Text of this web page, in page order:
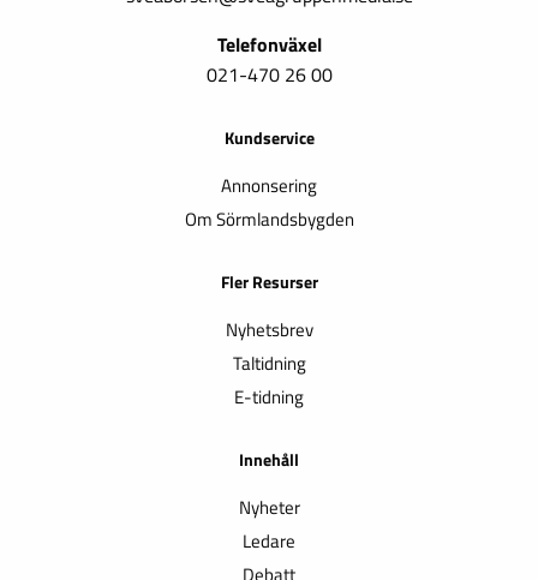
Telefonväxel
021-470 26 00
Kundservice
Annonsering
Om Sörmlandsbygden
Fler Resurser
Nyhetsbrev
Taltidning
E-tidning
Innehåll
Nyheter
Ledare
Debatt